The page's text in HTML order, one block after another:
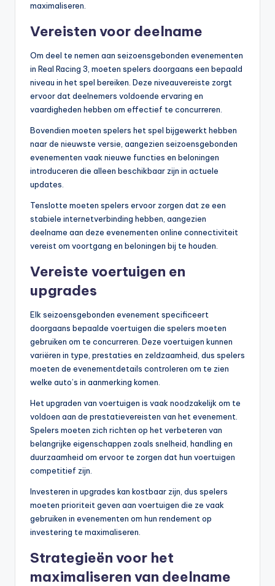
maximaliseren.
Vereisten voor deelname
Om deel te nemen aan seizoensgebonden evenementen
in Real Racing 3, moeten spelers doorgaans een bepaald
niveau in het spel bereiken. Deze niveauvereiste zorgt
ervoor dat deelnemers voldoende ervaring en
vaardigheden hebben om effectief te concurreren.
Bovendien moeten spelers het spel bijgewerkt hebben
naar de nieuwste versie, aangezien seizoensgebonden
evenementen vaak nieuwe functies en beloningen
introduceren die alleen beschikbaar zijn in actuele
updates.
Tenslotte moeten spelers ervoor zorgen dat ze een
stabiele internetverbinding hebben, aangezien
deelname aan deze evenementen online connectiviteit
vereist om voortgang en beloningen bij te houden.
Vereiste voertuigen en
upgrades
Elk seizoensgebonden evenement specificeert
doorgaans bepaalde voertuigen die spelers moeten
gebruiken om te concurreren. Deze voertuigen kunnen
variëren in type, prestaties en zeldzaamheid, dus spelers
moeten de evenementdetails controleren om te zien
welke auto’s in aanmerking komen.
Het upgraden van voertuigen is vaak noodzakelijk om te
voldoen aan de prestatievereisten van het evenement.
Spelers moeten zich richten op het verbeteren van
belangrijke eigenschappen zoals snelheid, handling en
duurzaamheid om ervoor te zorgen dat hun voertuigen
competitief zijn.
Investeren in upgrades kan kostbaar zijn, dus spelers
moeten prioriteit geven aan voertuigen die ze vaak
gebruiken in evenementen om hun rendement op
investering te maximaliseren.
Strategieën voor het
maximaliseren van deelname